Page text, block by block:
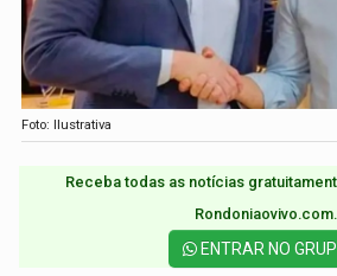
Foto: Ilustrativa
Receba todas as notícias
Rondoniaovivo.com.​
ENTRAR NO